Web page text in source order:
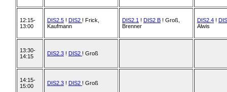
12:15-
13:00
DIS2.5 ! DIS2 ! Frick,
Kaufmann
DIS2.1 ! DIS2 B ! Groß,
Brenner
DIS2.4 !
Alwis
13:30-
14:15
DIS2.3 ! DIS2 ! Groß
14:15-
15:00
DIS2.3 ! DIS2 ! Groß